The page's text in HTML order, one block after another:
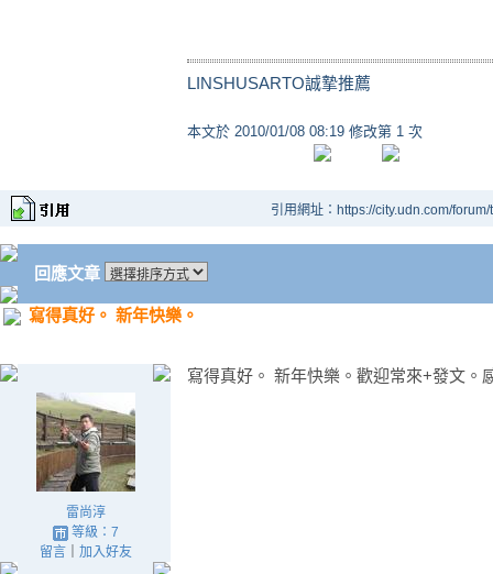
LINSHUSARTO誠摯推薦
本文於 2010/01/08 08:19 修改第 1 次
引用網址：https://city.udn.com/
回應文章
寫得真好。 新年快樂。
雷尚淳
等級：7
留言｜ 加入好友
寫得真好。 新年快樂。歡迎常來+發文。